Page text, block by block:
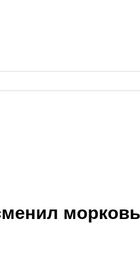
морковь